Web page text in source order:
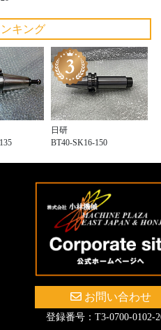
キング
日研
BT40-SK16-150
お問い合わせ
登録番号：T3-0700-0102-